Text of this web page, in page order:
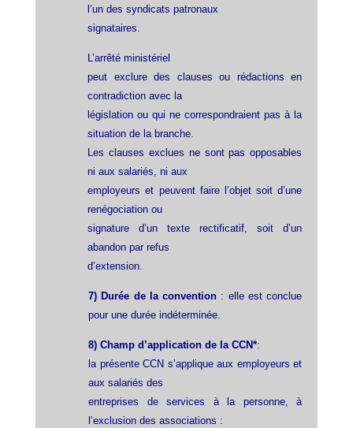
l’un des syndicats patronaux
signataires.
L’arrêté ministériel
peut exclure des clauses ou rédactions en
contradiction avec la
législation ou qui ne correspondraient pas à la
situation de la branche.
Les clauses exclues ne sont pas opposables
ni aux salariés, ni aux
employeurs et peuvent faire l’objet soit d’une
renégociation ou
signature d’un texte rectificatif, soit d’un
abandon par refus
d’extension.
7) Durée de la convention : elle est conclue
pour une durée indéterminée.
8) Champ d’application de la CCN*:
la présente CCN s’applique aux employeurs et
aux salariés des
entreprises de services à la personne, à
l’exclusion des associations :